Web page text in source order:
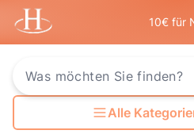
Startseite
10€ für
Alle